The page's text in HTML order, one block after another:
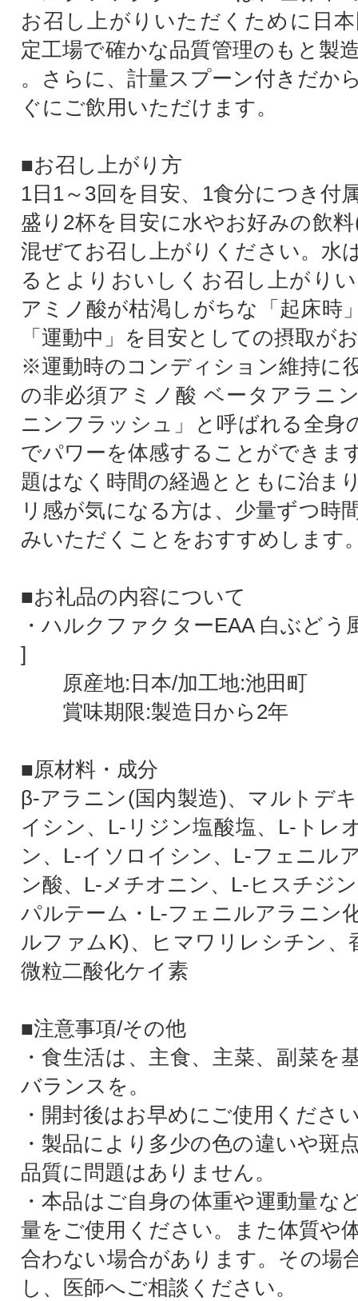
お召し上がりいただくために日
定工場で確かな品質管理のもと製
。さらに、計量スプーン付きだか
ぐにご飲用いただけます。
■お召し上がり方
1日1～3回を目安、1食分につき付
盛り2杯を目安に水やお好みの飲
混ぜてお召し上がりください。水
るとよりおいしくお召し上がり
アミノ酸が枯渇しがちな「起床時
「運動中」を目安としての摂取が
※運動時のコンディション維持に
の非必須アミノ酸 ベータアラニ
ニンフラッシュ」と呼ばれる全身
でパワーを体感することができま
題はなく時間の経過とともに治ま
リ感が気になる方は、少量ずつ時
みいただくことをおすすめします
■お礼品の内容について
・ハルクファクターEAA 白ぶど
]
原産地:日本/加工地:池田町
賞味期限:製造日から2年
■原材料・成分
β-アラニン(国内製造)、マルトデ
イシン、L-リジン塩酸塩、L-トレ
ン、L-イソロイシン、L-フェニル
ン酸、L-メチオニン、L-ヒスチジ
パルテーム・L-フェニルアラニン
ルファムK)、ヒマワリレシチン、
微粒二酸化ケイ素
■注意事項/その他
・食生活は、主食、主菜、副菜を
バランスを。
・開封後はお早めにご使用くださ
・製品により多少の色の違いや斑
品質に問題はありません。
・本品はご自身の体重や運動量な
量をご使用ください。また体質や
合わない場合があります。その場
し、医師へご相談ください。